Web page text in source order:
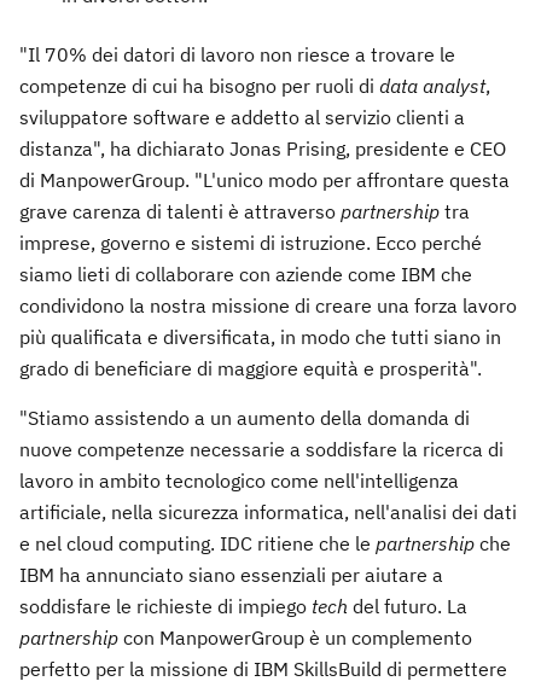
"Il 70% dei datori di lavoro non riesce a trovare le
competenze di cui ha bisogno per ruoli di data analyst,
sviluppatore software e addetto al servizio clienti a
distanza", ha dichiarato Jonas Prising, presidente e CEO
di ManpowerGroup. "L'unico modo per affrontare questa
grave carenza di talenti è attraverso partnership tra
imprese, governo e sistemi di istruzione. Ecco perché
siamo lieti di collaborare con aziende come IBM che
condividono la nostra missione di creare una forza lavoro
più qualificata e diversificata, in modo che tutti siano in
grado di beneficiare di maggiore equità e prosperità".
"Stiamo assistendo a un aumento della domanda di
nuove competenze necessarie a soddisfare la ricerca di
lavoro in ambito tecnologico come nell'intelligenza
artificiale, nella sicurezza informatica, nell'analisi dei dati
e nel cloud computing. IDC ritiene che le partnership che
IBM ha annunciato siano essenziali per aiutare a
soddisfare le richieste di impiego tech del futuro. La
partnership con ManpowerGroup è un complemento
perfetto per la missione di IBM SkillsBuild di permettere